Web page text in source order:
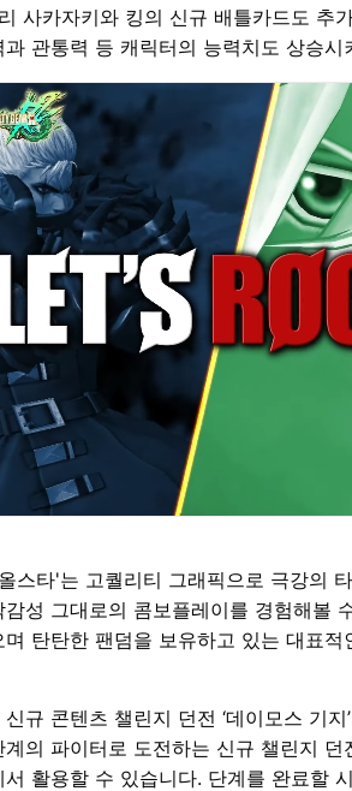
사카자키와 킹의 신규 배틀카드도 추
관통력 등 캐릭터의 능력치도 상승시
스타'는 고퀄리티 그래픽으로 극강의
성 그대로의 콤보플레이를 경험해볼
탄탄한 팬덤을 보유하고 있는 대표적
규 콘텐츠 챌린지 던전 ‘데이모스 기
의 파이터로 도전하는 신규 챌린지
활용할 수 있습니다. 단계를 완료할